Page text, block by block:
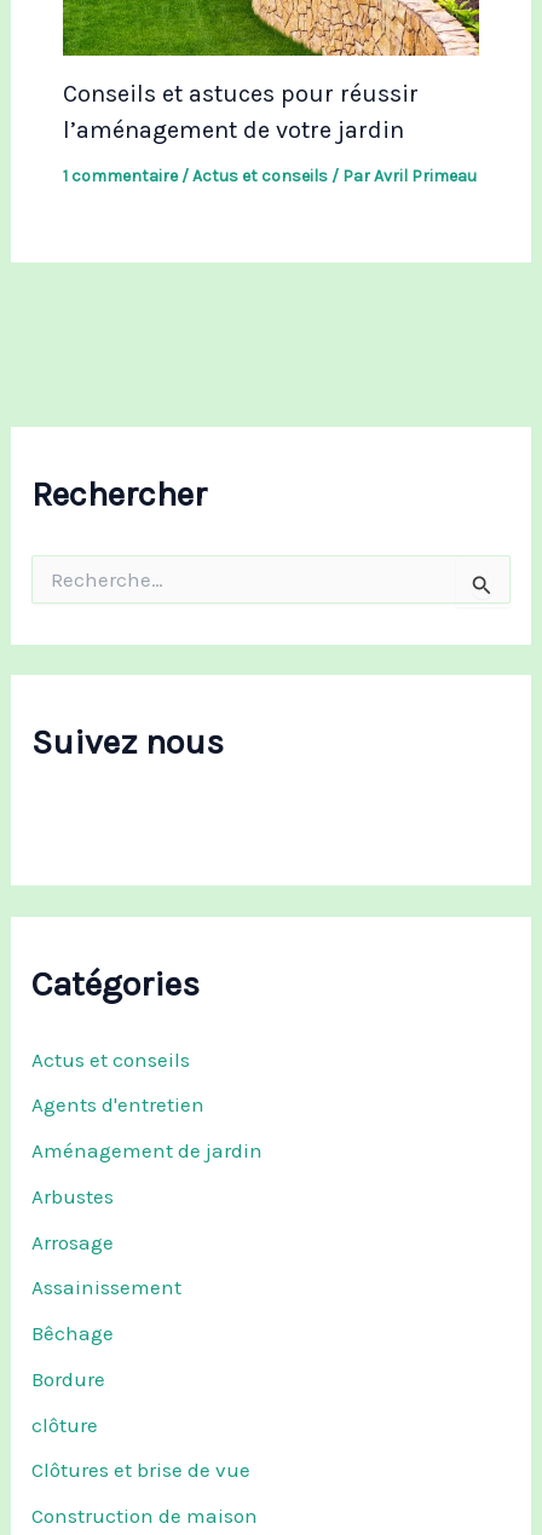
Rechercher
h
e
Suivez nous
Catégories
Actus et conseils
Agents d'entretien
Aménagement de jardin
Arbustes
Arrosage
Assainissement
Bêchage
Bordure
clôture
Clôtures et brise de vue
Construction de maison
Conseils et astuces pour réussir
l’aménagement de votre jardin
1 commentaire/Actus et conseils/ ParAvril Primeau